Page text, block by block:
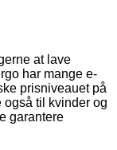
at lave
har mange e-
prisniveauet på
også til kvinder og
garantere